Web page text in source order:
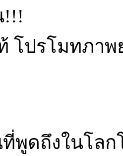
!!!
โปรโมทภา
ที่พูดถึงในโล